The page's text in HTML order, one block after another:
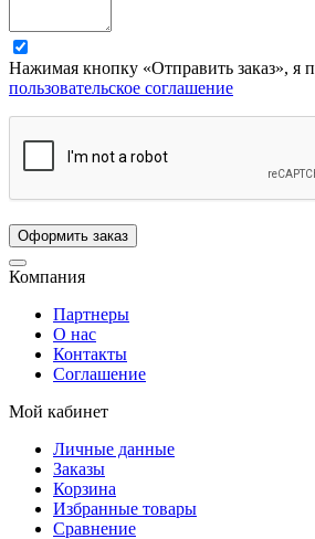
Нажимая кнопку «Отправить заказ», я
пользовательское соглашение
Компания
Партнеры
О нас
Контакты
Соглашение
Мой кабинет
Личные данные
Заказы
Корзина
Избранные товары
Сравнение